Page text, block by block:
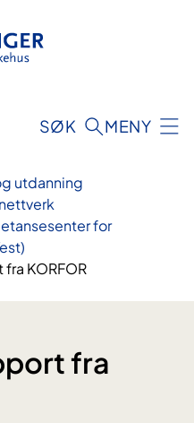
SØK MENY
utdanning
for
KORFOR
fra